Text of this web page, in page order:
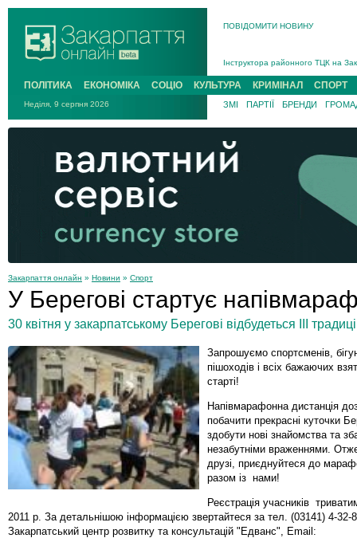
ПОВІДОМИТИ НОВИНУ
Інструктора районного ТЦК на
В Ужгороді попрощаються із
В Ужгороді 5 серпня
Підтвердили загибель
На війні з рф поліг військовий з
На війні загинув 26-річний
ПОЛІТИКА ЕКОНОМІКА СОЦІО КУЛЬТУРА КРИМІНАЛ СПОРТ
Неділя, 9 серпня 2026 ЗМІ ПАРТІЇ БРЕНДИ
Закарпаття онлайн » Новини » Спорт
У Берегові стартує
30 квітня у закарпатському Берегові відбудеться ІІІ
Запрошуємо спортсменів,
пішоходів і всіх бажаючих
старті!
Напівмарафонна дистанція
побачити прекрасні куточки
здобути нові знайомства та
незабутніми враженнями.
друзі, приєднуйтеся до
разом із нами!
Реєстрація учасників
2011 р. За детальнішою інформацією звертайтеся за тел. (03141) 4-32-
Закарпатський центр розвитку та консультацій "Едванс", Еmail: